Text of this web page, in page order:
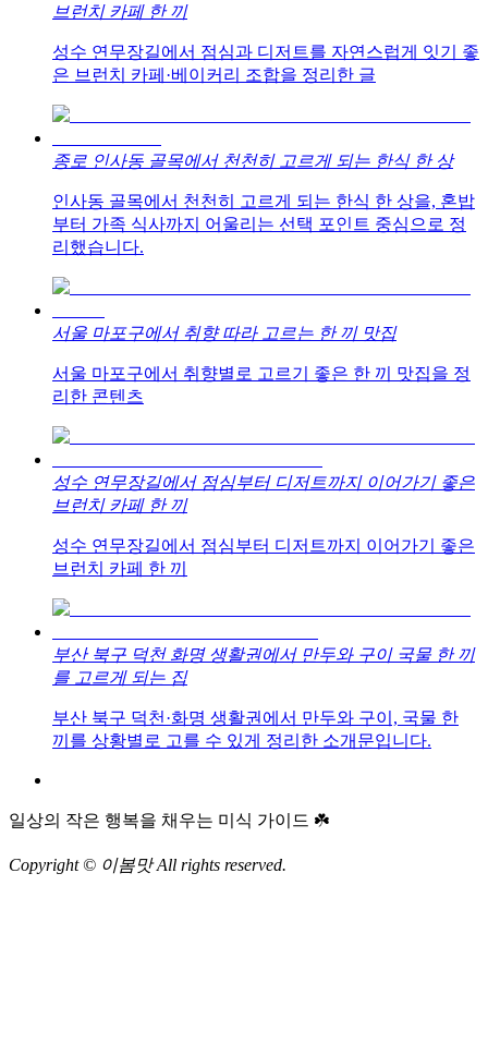
브런치 카페 한 끼
성수 연무장길에서 점심과 디저트를 자연스럽게 잇기 좋
은 브런치 카페·베이커리 조합을 정리한 글
종로 인사동 골목에서 천천히 고르게 되는 한식 한 상
인사동 골목에서 천천히 고르게 되는 한식 한 상을, 혼밥
부터 가족 식사까지 어울리는 선택 포인트 중심으로 정
리했습니다.
서울 마포구에서 취향 따라 고르는 한 끼 맛집
서울 마포구에서 취향별로 고르기 좋은 한 끼 맛집을 정
리한 콘텐츠
성수 연무장길에서 점심부터 디저트까지 이어가기 좋은
브런치 카페 한 끼
성수 연무장길에서 점심부터 디저트까지 이어가기 좋은
브런치 카페 한 끼
부산 북구 덕천 화명 생활권에서 만두와 구이 국물 한 끼
를 고르게 되는 집
부산 북구 덕천·화명 생활권에서 만두와 구이, 국물 한
끼를 상황별로 고를 수 있게 정리한 소개문입니다.
일상의 작은 행복을 채우는 미식 가이드 ☘️
Copyright © 이봄맛 All rights reserved.